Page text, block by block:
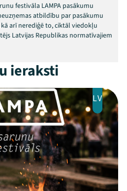
X Instagram
Flick TikTok
festivāla LAMPA pasākumu
atbildību par pasākumu
arī nerediģē to, ciktāl viedokļu
Latvijas Republikas normatīvajiem
ieraksti
LV